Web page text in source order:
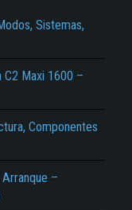
Sistemas,
C2 Maxi 1600 –
Componentes
–